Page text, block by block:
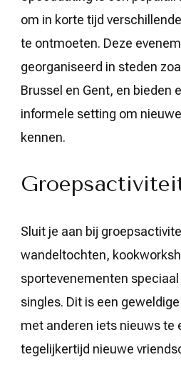
om in korte tijd
te ontmoeten. Deze
georganiseerd in steden
Brussel en Gent, en bieden
informele setting om
kennen.
Sluit je aan bij
wandeltochten,
sportevenementen
singles. Dit is een
met anderen iets nieuws te
tegelijkertijd nieuwe